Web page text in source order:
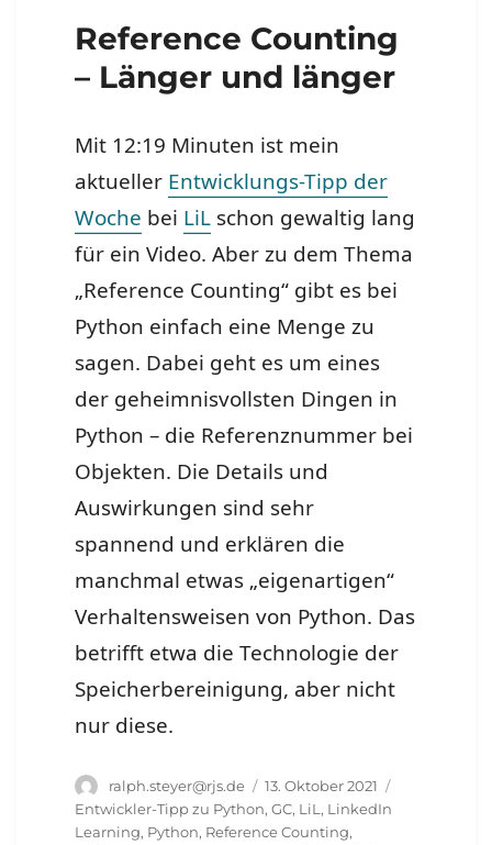
Reference Counting
– Länger und länger
Mit 12:19 Minuten ist mein
aktueller Entwicklungs-Tipp der
Woche bei LiL schon gewaltig lang
für ein Video. Aber zu dem Thema
„Reference Counting“ gibt es bei
Python einfach eine Menge zu
sagen. Dabei geht es um eines
der geheimnisvollsten Dingen in
Python – die Referenznummer bei
Objekten. Die Details und
Auswirkungen sind sehr
spannend und erklären die
manchmal etwas „eigenartigen“
Verhaltensweisen von Python. Das
betrifft etwa die Technologie der
Speicherbereinigung, aber nicht
nur diese.
Autor
ralph.steyer@rjs.de
Veröffentlicht
am
13. Oktober 2021
Entwickler-Tipp zu Python,GC, LiL, LinkedIn
Learning, Python, Reference Counting,